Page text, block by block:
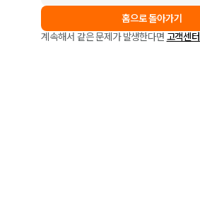
홈으로 돌아가기
계속해서 같은 문제가 발생한다면 고객센터